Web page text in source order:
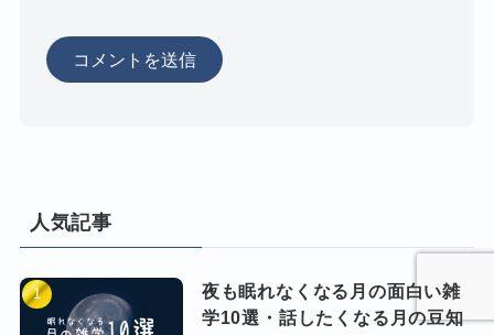
人気記事
夜も眠れなくなる月の面白い雑
学10選・話したくなる月の豆知